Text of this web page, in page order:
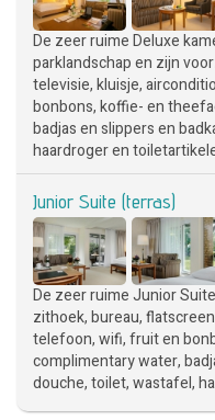
De zeer ruime Deluxe
parklandschap en zijn
televisie, kluisje,
bonbons, koffie- en
badjas en slippers en
haardroger en
Junior Suite (terras)
De zeer ruime Junior
zithoek, bureau,
telefoon, wifi, fruit en
complimentary water,
douche, toilet, wastafel,